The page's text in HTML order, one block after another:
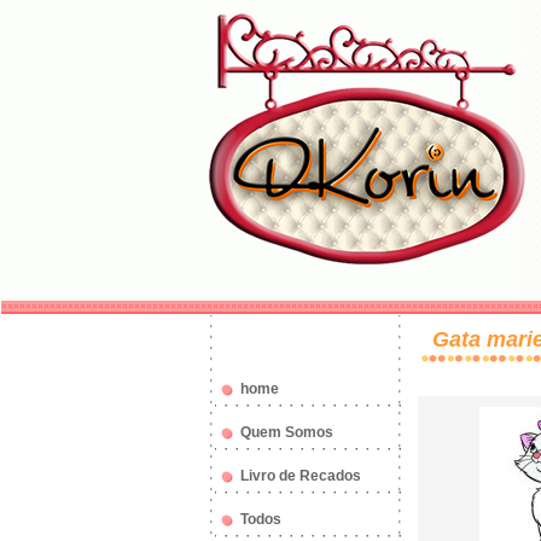
home
Quem Somos
Livro de Recados
Todos
Gata